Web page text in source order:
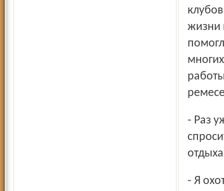
жизни
- Раз уж речь зашла об интересах и увлечениях, уместно
- Я охотник. Охота - это страсть, которая у меня с детства.